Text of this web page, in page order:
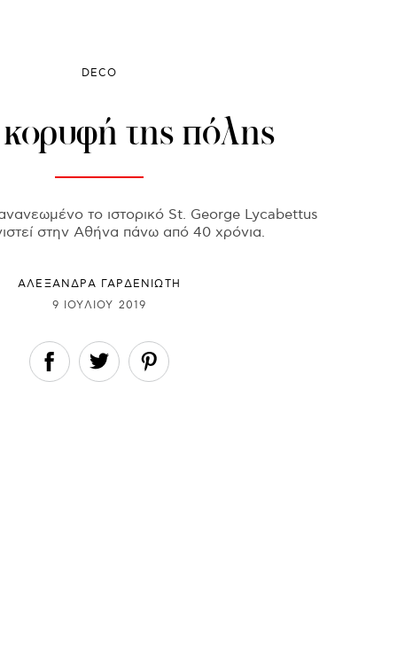
DECO
της πόλης
το ιστορικό St. George Lycabettus
στην Αθήνα πάνω από 40 χρόνια.
ΑΛΕΞΑΝΔΡΑ ΓΑΡΔΕΝΙΩΤΗ
9 ΙΟΥΛΊΟΥ 2019